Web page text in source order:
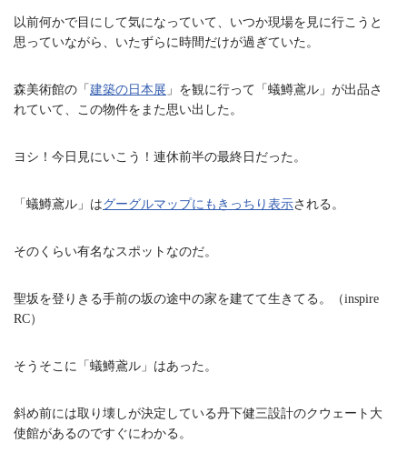
以前何かで目にして気になっていて、いつか現場を見に行こうと
思っていながら、いたずらに時間だけが過ぎていた。
森美術館の「 建築の日本展 」を観に行って「蟻鱒鳶ル」が出品さ
れていて、この物件をまた思い出した。
ヨシ！今日見にいこう！連休前半の最終日だった。
「蟻鱒鳶ル」はグーグルマップにもきっちり表示される。
そのくらい有名なスポットなのだ。
聖坂を登りきる手前の坂の途中の家を建てて生きてる。（inspire
RC）
そうそこに「蟻鱒鳶ル」はあった。
斜め前には取り壊しが決定している丹下健三設計のクウェート大
使館があるのですぐにわかる。